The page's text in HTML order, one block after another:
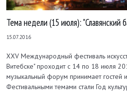
Тема недели (15 июля): "Славянский
15.07.2016
XXV Международный фестиваль
Витебске" проходит с 14 по 18 июля
музыкальный форум принимает гостей
Фестивальными темами стали Год